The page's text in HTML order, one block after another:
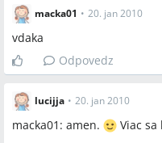
macka01 • 20. jan 2010
vdaka
Odpovedz
lucijja • 20. jan 2010
macka01: amen.
Viac